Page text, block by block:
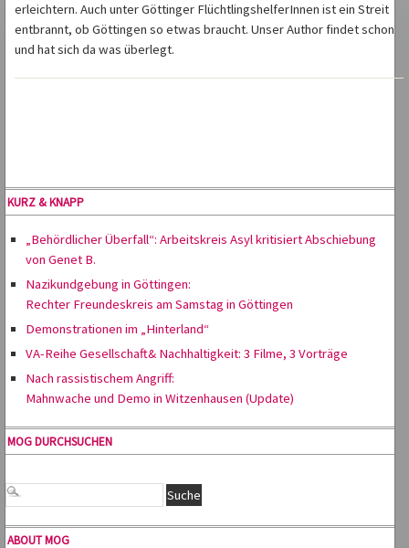
erleichtern. Auch unter Göttinger FlüchtlingshelferInnen ist ein Streit
entbrannt, ob Göttingen so etwas braucht. Unser Author findet schon
und hat sich da was überlegt.
KURZ & KNAPP
„Behördlicher Überfall“: Arbeitskreis Asyl kritisiert Abschiebung
von Genet B.
Nazikundgebung in Göttingen:
Rechter Freundeskreis am Samstag in Göttingen
Demonstrationen im „Hinterland“
VA-Reihe Gesellschaft& Nachhaltigkeit: 3 Filme, 3 Vorträge
Nach rassistischem Angriff:
Mahnwache und Demo in Witzenhausen (Update)
MOG DURCHSUCHEN
ABOUT MOG